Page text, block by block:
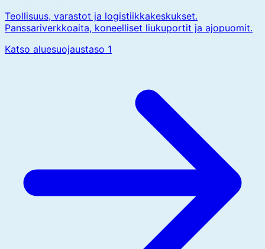
Teollisuus, varastot ja logistiikkakeskukset.
Panssariverkkoaita, koneelliset liukuportit ja ajopuomit.
Katso aluesuojaustaso 1